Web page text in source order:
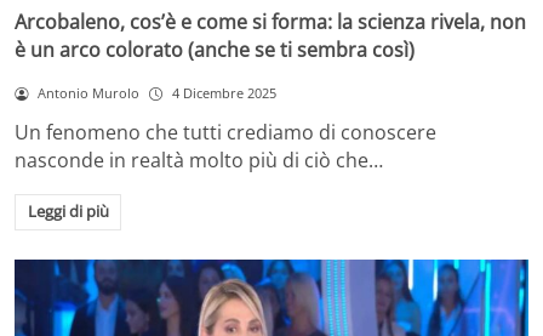
Arcobaleno, cos’è e come si forma: la scienza rivela, non
è un arco colorato (anche se ti sembra così)
Antonio Murolo 4 Dicembre 2025
Un fenomeno che tutti crediamo di conoscere
nasconde in realtà molto più di ciò che…
Leggi di più